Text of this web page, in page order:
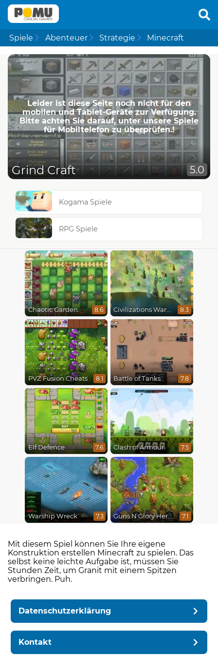
Spiele Abenteuer Strategie Minecraft
Leider ist diese Seite noch nicht für den
mobilen und Tablet-Geräte zur Verfügung.
Bitte achten Sie darauf, unter unsere Spiele
für Mobiltelefon zu überprüfen.!
Grind Craft 5.0
Kogama Spiele
RPG Spiele
Chaotic Garden 8.6 Civilizations Wars Master Edition 8.3
PVZ Fusion Cheats 8.1 Battle of Tanks 7.8
Elf Defence 7.6 Clash of Armour 7.5
Warship Wreck 7.3 Guns N Glory Heroes 7.1
Mit diesem Spiel können Sie Ihre eigene
Konstruktion erstellen Minecraft zu spielen. Das
selbst keine leichte Aufgabe ist, müssen Sie
Stunden Zeit, um Granit mit einem Spitzen
verbringen. Puh.
Datenschutzerklärung
Kontakt